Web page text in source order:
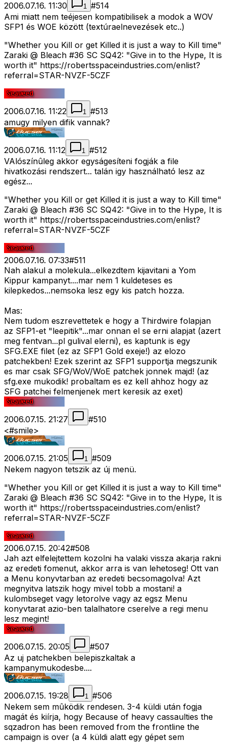
2006.07.16. 11:30 1 #514
Ami miatt nem teéjesen kompatibilisek a modok a WOV
SFP1 és WOE között (textúraelnevezések etc..)
"Whether you Kill or get Killed it is just a way to Kill time"
Zaraki @ Bleach #36 SC SQ42: "Give in to the Hype, It is
worth it" https://robertsspaceindustries.com/enlist?
referral=STAR-NVZF-5CZF
2006.07.16. 11:22 1 #513
amugy milyen difik vannak?
2006.07.16. 11:12 1 #512
VAlószínûleg akkor egyságesíteni fogják a file
hivatkozási rendszert... talán igy használható lesz az
egész...
"Whether you Kill or get Killed it is just a way to Kill time"
Zaraki @ Bleach #36 SC SQ42: "Give in to the Hype, It is
worth it" https://robertsspaceindustries.com/enlist?
referral=STAR-NVZF-5CZF
2006.07.16. 07:33#511
Nah alakul a molekula...elkezdtem kijavitani a Yom
Kippur kampanyt....mar nem 1 kuldeteses es
kilepkedos...nemsoka lesz egy kis patch hozza.
Mas:
Nem tudom eszrevettetek e hogy a Thirdwire folapjan
az SFP1-et "leepitik"...mar onnan el se erni alapjat (azert
meg fentvan...pl gulival elerni), es kaptunk is egy
SFG.EXE filet (ez az SFP1 Gold exeje!) az elozo
patchekben! Ezek szerint az SFP1 supportja megszunik
es mar csak SFG/WoV/WoE patchek jonnek majd! (az
sfg.exe mukodik! probaltam es ez kell ahhoz hogy az
SFG patchei felmenjenek mert keresik az exet)
2006.07.15. 21:27 #510
<#smile>
2006.07.15. 21:05 1 #509
Nekem nagyon tetszik az új menü.
"Whether you Kill or get Killed it is just a way to Kill time"
Zaraki @ Bleach #36 SC SQ42: "Give in to the Hype, It is
worth it" https://robertsspaceindustries.com/enlist?
referral=STAR-NVZF-5CZF
2006.07.15. 20:42#508
Jah azt elfelejtettem kozolni ha valaki vissza akarja rakni
az eredeti fomenut, akkor arra is van lehetoseg! Ott van
a Menu konyvtarban az eredeti becsomagolva! Azt
megnyitva latszik hogy mivel tobb a mostani! a
kulombseget vagy letorolve vagy az egsz Menu
konyvtarat azio-ben talalhatore cserelve a regi menu
lesz megint!
2006.07.15. 20:05 #507
Az uj patchekben belepiszkaltak a
kampanymukodesbe....
2006.07.15. 19:28 1 #506
Nekem sem mûködik rendesen. 3-4 küldi után fogja
magát és kiírja, hogy Because of heavy cassaulties the
sqzadron has been removed from the frontline the
campaign is over (a 4 küldi alatt egy gépet sem